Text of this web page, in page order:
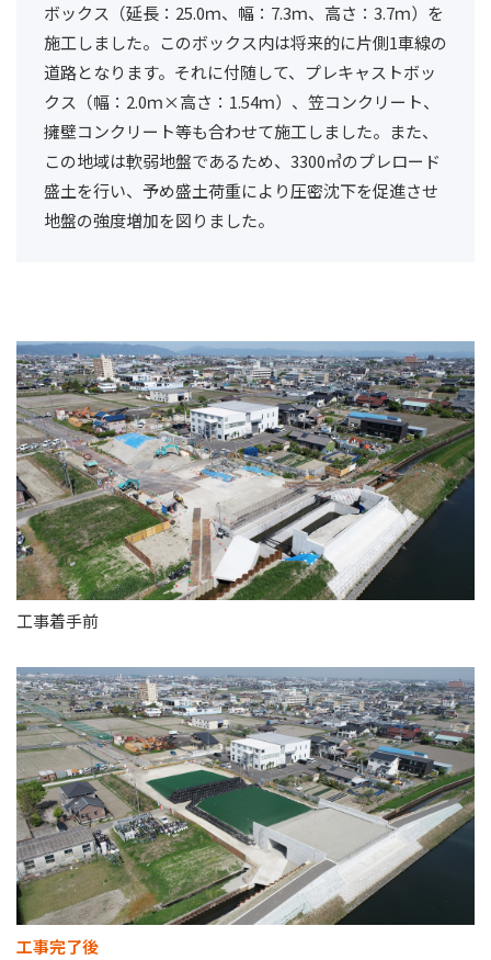
ボックス（延長：25.0ｍ、幅：7.3ｍ、高さ：3.7ｍ）を
施工しました。このボックス内は将来的に片側1車線の
道路となります。それに付随して、プレキャストボッ
クス（幅：2.0ｍ×高さ：1.54ｍ）、笠コンクリート、
擁壁コンクリート等も合わせて施工しました。また、
この地域は軟弱地盤であるため、3300㎥のプレロード
盛土を行い、予め盛土荷重により圧密沈下を促進させ
地盤の強度増加を図りました。
工事着手前
工事完了後